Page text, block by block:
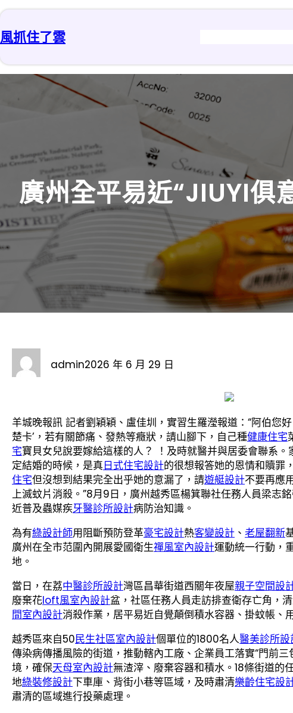
跳
主
內
容
風抓住了雲
廣州全平易近“JIUYI俱
admin2026 年 6 月 29 日
羊城晚報訊 記者劉穎穎、盧佳圳，實習生羅瀅報道：“阿伯您
楚卡’，若有關節痛、發熱等癥狀，請山腳下，自己種健康住宅
宅寶貝女兒說要嫁給這樣的人？ ！及時就醫并與居委會聯系
定結婚的時候，是真日式住宅設計的很想報答她的恩情和贖罪
住宅但沒想到結果完全出乎她的意漏了，請遊艇設計不要再應
上滅蚊片消殺。”8月9日，廣州越秀區楊箕聯社任務人員梁志
近普及蟲媒疾牙醫診所設計病防治知識。
為有綠設計師用阻斷預防登革豪宅設計熱客變設計 、 老屋翻新
廣州在全市范圍內開展愛國衛生禪風室內設計運動統一行動，
地。
當日，在荔中醫診所設計灣區昌華街道西關年夜屋親子空間設
廢棄花loft風室內設計盆，社區任務人員走訪排查衛存亡角，
間室內設計消殺作業，居平易近自覺顛倒積水容器、掛蚊帳、
越秀區來自50民生社區室內設計個單位的1800名人醫美診所設
傳染病傳播風險的街道，推動轄內工廠、企業員工落實“門前
境，確保天母室內設計無渣滓、廢棄容器和積水。18條街道的
地綠裝修設計下車庫、背街小巷等區域，及時肅清樂齡住宅設
肅清的區域進行投藥處理。